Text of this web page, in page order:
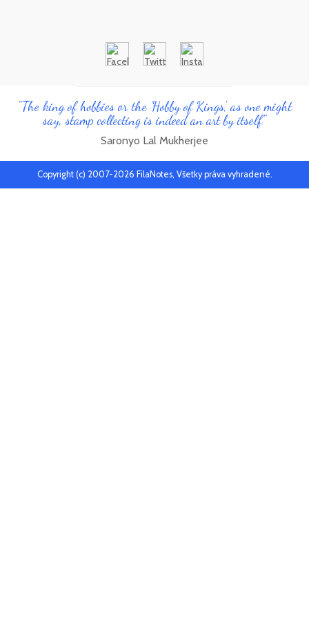
"The king of hobbies or the 'Hobby of Kings', as one might
say, stamp collecting is indeed an art by itself"
Saronyo Lal Mukherjee
Copyright (c) 2007-2026 FilaNotes, Všetky práva vyhradené.